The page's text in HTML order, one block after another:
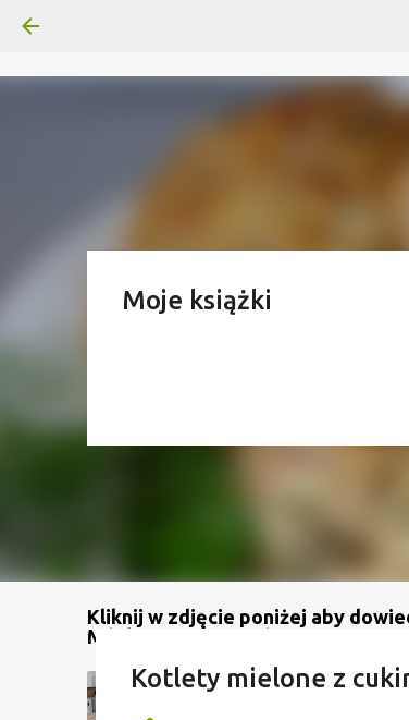
Kliknij w zdjęcie poniżej aby
Moje książki
Mój kanał na YouTube
Kotlety mielone z